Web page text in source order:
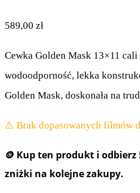
589,00 zł
Cewka Golden Mask 13×11
wodoodporność, lekka
Golden Mask, doskonała na
⚠️ Brak dopasowanych filmów
🪙 Kup ten produkt i odbierz
zniżki na kolejne zakupy.